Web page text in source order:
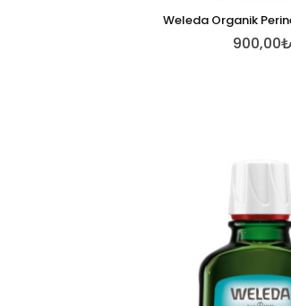
Weleda Organik
900,00₺